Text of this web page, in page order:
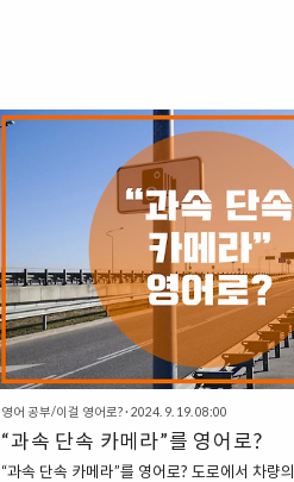
래된 개념으로, 이 표현은 “대리운전”과 비슷한
다. “The designated driver took everyone
영어 공부/이걸 영어로?· 2024. 9. 19. 08:00
“과속 단속 카메라”를 영어로?
“과속 단속 카메라”를 영어로? 도로에서 차량